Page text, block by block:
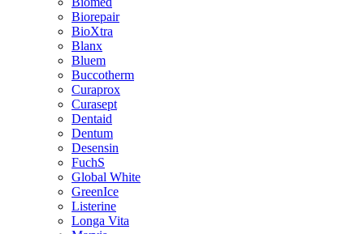
Biorepair
BioXtra
Blanx
Bluem
Buccotherm
Curaprox
Curasept
Dentaid
Dentum
Desensin
FuchS
Global White
GreenIce
Listerine
Longa Vita